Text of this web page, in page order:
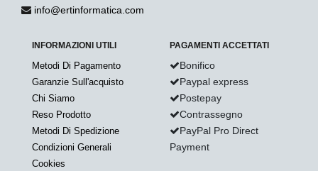
info@ertinformatica.com
INFORMAZIONI UTILI
Metodi Di Pagamento
Garanzie Sull'acquisto
Chi Siamo
Reso Prodotto
Metodi Di Spedizione
Condizioni Generali
Cookies
PAGAMENTI ACCETTATI
Bonifico
Paypal express
Postepay
Contrassegno
PayPal Pro Direct
Payment